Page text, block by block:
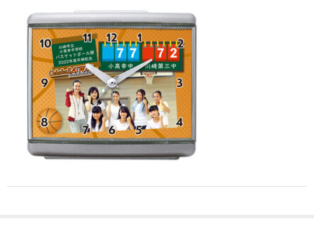
カード付フォトフレームクロック(集合)
目覚まし時計(集合＋個別)
メロディ時計(集合)
音声時計(集合)
目覚まし時計(個別)
お絵かきギャラリープラス(絵＋個別)